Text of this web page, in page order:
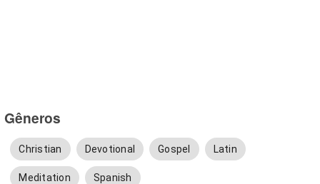
Gêneros
Christian Devotional Gospel Latin
Meditation Spanish